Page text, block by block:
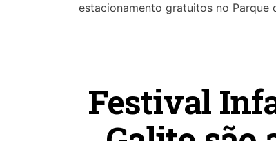
estacionamento gratuitos no Parque
Festival